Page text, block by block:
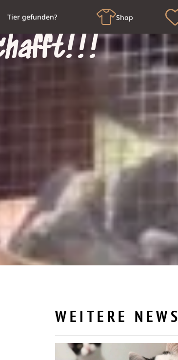
Tier gefunden? Shop
WEITERE NEWS